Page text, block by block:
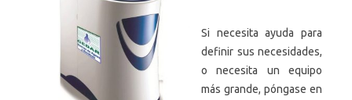
Si necesita ayuda para
definir sus necesidades,
o necesita un equipo
más grande, póngase en